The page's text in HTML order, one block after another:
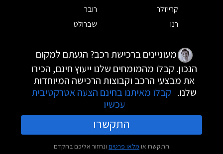
קרייזלר
רובר
רנו
שברולט
מעוניינים ברכישת רכב? הגעתם למקום
הנכון. קבלו מהמומחים שלנו ייעוץ חינם, הכירו
את מבצעי הרכב וקבוצות הרכישה המיוחדות
שלנו. קבלו מאיתנו בחינם הצעה אטרקטיבית
עכשיו
התקשרו
התקשרו או מלאו פרטים ונחזור אליכם בהקדם